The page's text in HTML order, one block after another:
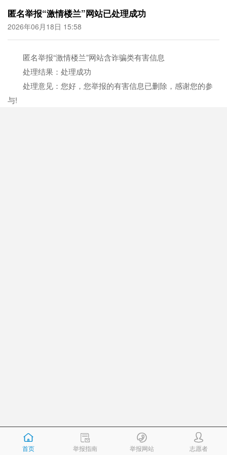
首页 举报指南 举报网站 志愿者
匿名举报“激情楼兰”网站已处理成功
2026年06月18日 15:58
匿名举报“激情楼兰”网站含诈骗类有害信息
处理结果：处理成功
处理意见：您好，您举报的有害信息已删除，感谢您的参
与!